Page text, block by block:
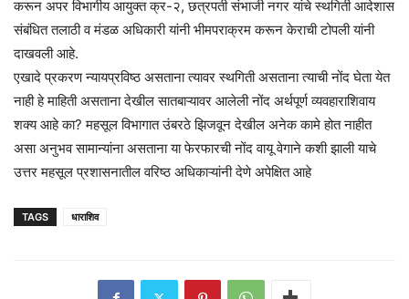
करून अपर विभागीय आयुक्त क्र-२, छत्रपती संभाजी नगर यांचे स्थगिती आदेशास
संबंधित तलाठी व मंडळ अधिकारी यांनी भीमपराक्रम करून केराची टोपली यांनी
दाखवली आहे.
एखादे प्रकरण न्यायप्रविष्ठ असताना त्यावर स्थगिती असताना त्याची नोंद घेता येत
नाही हे माहिती असताना देखील सातबाऱ्यावर आलेली नोंद अर्थपूर्ण व्यवहाराशिवाय
शक्य आहे का? महसूल विभागात उंबरठे झिजवून देखील अनेक कामे होत नाहीत
असा अनुभव सामान्यांना असताना या फेरफारची नोंद वायू वेगाने कशी झाली याचे
उत्तर महसूल प्रशासनातील वरिष्ठ अधिकाऱ्यांनी देणे अपेक्षित आहे
TAGS धाराशिव